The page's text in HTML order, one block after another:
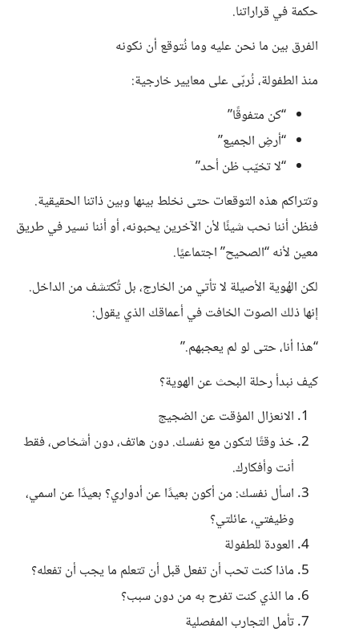
حكمة في قراراتنا.
الفرق بين ما نحن عليه وما نُتوقع أن نكونه
منذ الطفولة، نُربّى على معايير خارجية:
“كن متفوقًا”
“أرضِ الجميع”
“لا تخيّب ظن أحد”
وتتراكم هذه التوقعات حتى نخلط بينها وبين ذاتنا الحقيقية.
فنظن أننا نحب شيئًا لأن الآخرين يحبونه، أو أننا نسير في طريق
معين لأنه “الصحيح” اجتماعيًا.
لكن الهُوية الأصيلة لا تأتي من الخارج، بل تُكتشف من الداخل.
إنها ذلك الصوت الخافت في أعماقك الذي يقول:
“هذا أنا، حتى لو لم يعجبهم.”
كيف نبدأ رحلة البحث عن الهوية؟
الانعزال المؤقت عن الضجيج
خذ وقتًا لتكون مع نفسك. دون هاتف، دون أشخاص، فقط
أنت وأفكارك.
اسأل نفسك: من أكون بعيدًا عن أدواري؟ بعيدًا عن اسمي،
وظيفتي، عائلتي؟
العودة للطفولة
ماذا كنت تحب أن تفعل قبل أن تتعلم ما يجب أن تفعله؟
ما الذي كنت تفرح به من دون سبب؟
تأمل التجارب المفصلية